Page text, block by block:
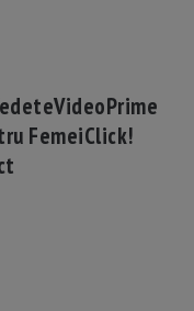
VideoPrime
FemeiClick!